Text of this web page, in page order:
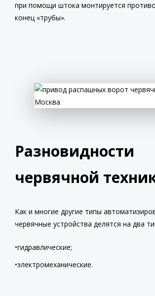
при помощи штока монтируется
конец «трубы».
Разновидности
червячной
Как и многие другие типы
червячные устройства делятся на два
гидравлические;
электромеханические.